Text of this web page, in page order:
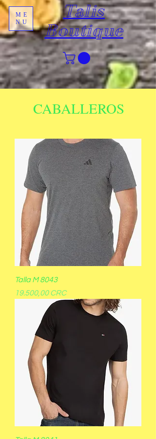
Talis
Boutique
ME
NU
CABALLEROS
Talla M 8043
Precio
19.500,00 CRC